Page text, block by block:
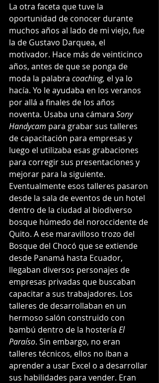
La otra faceta que tuve la
oportunidad de conocer durante
muchos años al lado de mi viejo, fue
la de Gustavo Darquea, el
motivador. Hace más de veinticinco
años, antes de que se ponga de
moda la palabra coaching, el ya lo
hacía. Yo le ayudaba en los veranos
por allá a finales de los años
noventa. Usaba una cámara Sony
Handycam para grabar sus talleres
de capacitación para empresas y
luego el utilizaba esas grabaciones
para corregir sus presentaciones y
mejorar para la siguiente.
Eventualmente esos talleres pasaron
desde la sala de eventos de un hotel
dentro de la ciudad al biodiverso
bosque húmedo del noroccidente de
Quito. A ese maravilloso trozo del
Bosque del Chocó que se extiende
desde Panamá hasta Ecuador,
llegaban diversos personajes de
empresas privadas que buscaban
capacitar a sus trabajadores. Los
talleres de desarrollaban en un
hermoso salón construido con
bambú dentro de la hostería El
Paraíso. Sin embargo, no eran
talleres técnicos, ellos no iban a
aprender a usar Excel o a desarrollar
sus habilidades para vender. Eran